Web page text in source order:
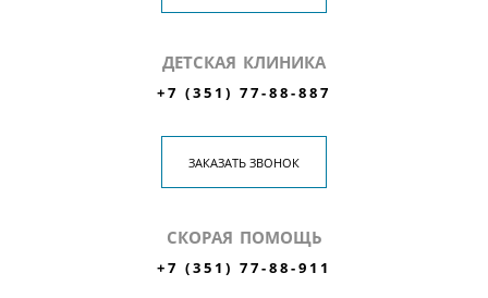
ДЕТСКАЯ КЛИНИКА
+7 (351) 77-88-887
ЗАКАЗАТЬ ЗВОНОК
СКОРАЯ ПОМОЩЬ
+7 (351) 77-88-911